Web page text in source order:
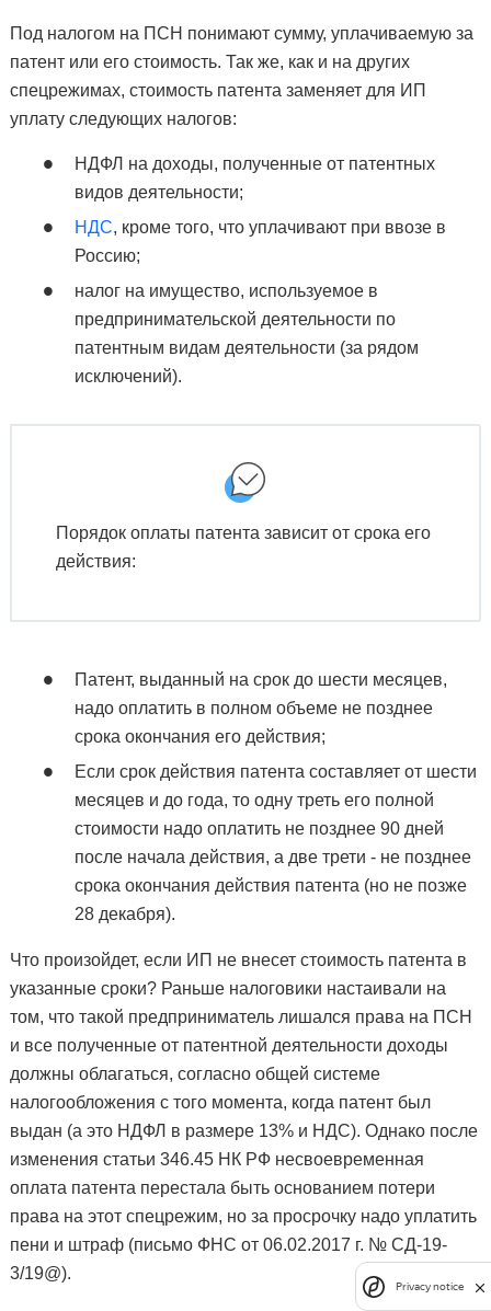
Под налогом на ПСН понимают сумму, уплачиваемую за
патент или его стоимость. Так же, как и на других
спецрежимах, стоимость патента заменяет для ИП
уплату следующих налогов:
НДФЛ на доходы, полученные от патентных
видов деятельности;
НДС, кроме того, что уплачивают при ввозе в
Россию;
налог на имущество, используемое в
предпринимательской деятельности по
патентным видам деятельности (за рядом
исключений).
Порядок оплаты патента зависит от срока его
действия:
Патент, выданный на срок до шести месяцев,
надо оплатить в полном объеме не позднее
срока окончания его действия;
Если срок действия патента составляет от шести
месяцев и до года, то одну треть его полной
стоимости надо оплатить не позднее 90 дней
после начала действия, а две трети - не позднее
срока окончания действия патента (но не позже
28 декабря).
Что произойдет, если ИП не внесет стоимость патента в
указанные сроки? Раньше налоговики настаивали на
том, что такой предприниматель лишался права на ПСН
и все полученные от патентной деятельности доходы
должны облагаться, согласно общей системе
налогообложения с того момента, когда патент был
выдан (а это НДФЛ в размере 13% и НДС). Однако после
изменения статьи 346.45 НК РФ несвоевременная
оплата патента перестала быть основанием потери
права на этот спецрежим, но за просрочку надо уплатить
пени и штраф (письмо ФНС от 06.02.2017 г. № СД-19-
3/19@).
Privacy notice